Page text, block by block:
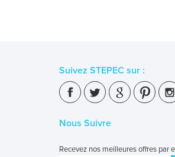
Suivez STEPEC sur :
Nous Suivre
Recevez nos meilleures offres par